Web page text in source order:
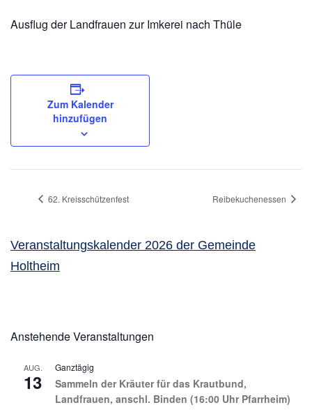
Ausflug der Landfrauen zur Imkerei nach Thüle
Zum Kalender
hinzufügen
62. Kreisschützenfest Reibekuchenessen
Veranstaltungskalender 2026 der Gemeinde
Holtheim
Anstehende Veranstaltungen
AUG.
13
Ganztägig
Sammeln der Kräuter für das Krautbund,
Landfrauen, anschl. Binden (16:00 Uhr Pfarrheim)